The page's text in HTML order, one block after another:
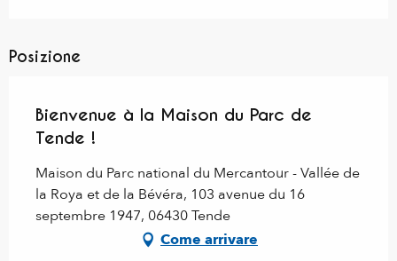
Posizione
Bienvenue à la Maison du Parc de
Tende !
Maison du Parc national du Mercantour - Vallée de
la Roya et de la Bévéra, 103 avenue du 16
septembre 1947, 06430 Tende
Come arrivare